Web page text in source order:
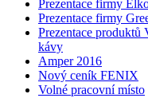
Prezentace firmy
Prezentace firmy
Prezentace
kávy
Amper 2016
Nový ceník FENIX
Volné pracovní místo